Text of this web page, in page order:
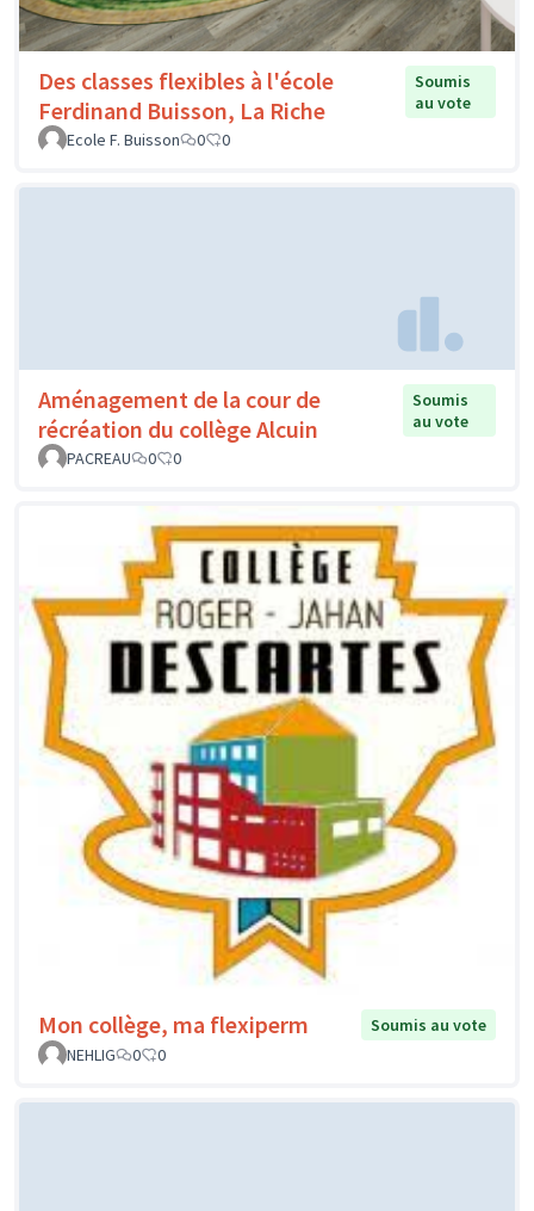
Des classes flexibles à l'école
Ferdinand Buisson, La Riche
Soumis
au vote
Ecole F. Buisson
0 0
Aménagement de la cour de
récréation du collège Alcuin
Soumis
au vote
PACREAU
0 0
Mon collège, ma flexiperm
Soumis au vote
NEHLIG
0 0